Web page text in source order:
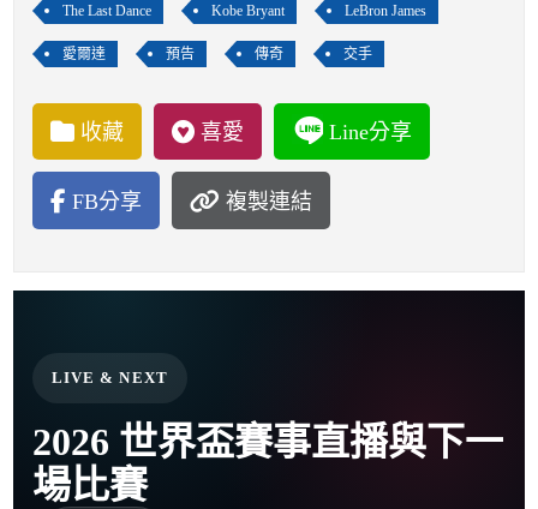
The Last Dance Kobe Bryant LeBron James
愛爾達 預告 傳奇 交手
收藏 喜愛 Line分享
FB分享 複製連結
LIVE & NEXT
2026 世界盃賽事直播與下一
場比賽